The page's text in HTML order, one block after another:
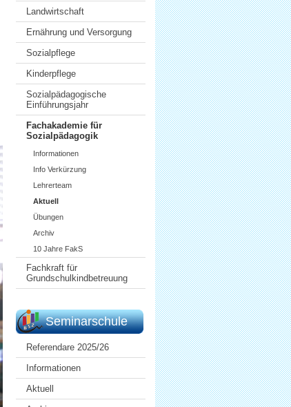
Landwirtschaft
Ernährung und Versorgung
Sozialpflege
Kinderpflege
Sozialpädagogische
Einführungsjahr
Fachakademie für
Sozialpädagogik
Informationen
Info Verkürzung
Lehrerteam
Aktuell
Übungen
Archiv
10 Jahre FakS
Fachkraft für
Grundschulkindbetreuung
Seminarschule
Referendare 2025/26
Informationen
Aktuell